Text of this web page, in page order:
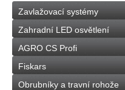
Zavlažovací systémy
Zahradní LED osvětlení
AGRO CS Profi
Fiskars
Obrubníky a travní rohože